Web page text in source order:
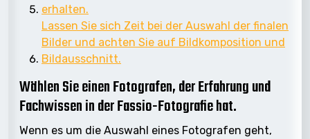
erhalten.
Lassen Sie sich Zeit bei der Auswahl der finalen
Bilder und achten Sie auf Bildkomposition und
Bildausschnitt.
Wählen Sie einen Fotografen, der Erfahrung und
Fachwissen in der Fassio-Fotografie hat.
Wenn es um die Auswahl eines Fotografen geht,